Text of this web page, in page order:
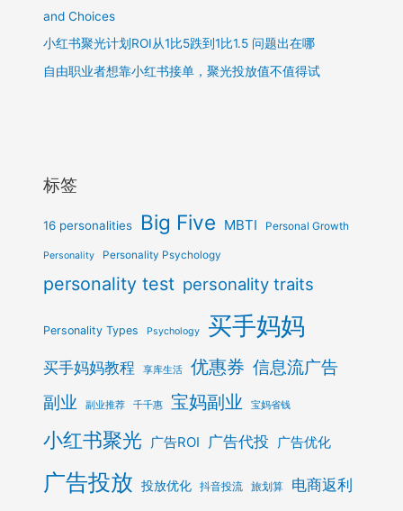
and Choices
小红书聚光计划ROI从1比5跌到1比1.5 问题出在哪
自由职业者想靠小红书接单，聚光投放值不值得试
标签
16 personalities Big Five MBTI Personal Growth
Personality Personality Psychology
personality test personality traits
Personality Types Psychology 买手妈妈
买手妈妈教程 享库生活 优惠券 信息流广告
副业
副业推荐 千千惠 宝妈副业 宝妈省钱
小红书聚光 广告ROI 广告代投 广告优化
广告投放 投放优化 抖音投流 旅划算 电商返利